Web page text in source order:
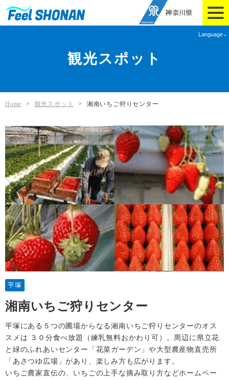
Language
観光スポット
Home > 観光スポット > 湘南いちご狩りセンター
平塚
湘南いちご狩りセンター
平塚にある５つの圃場からなる湘南いちご狩りセンターのオス
スメは ３０分食べ放題（練乳無料おかわり可）。周辺に県立花
と緑のふれあいセンター「花菜ガーデン」や大型農産物直売所
「あさつゆ広場」があり、楽しみ方も広がります。
いちご農家直伝の、いちごの上手な摘み取り方などホームペー